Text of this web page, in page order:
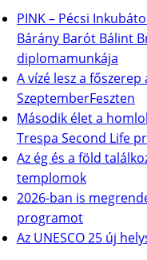
PINK – Pécsi
Bárány Barót Bálint
diplomamunkája
A vízé lesz a
SzeptemberFeszten
Második élet a
Trespa Second Life
Az ég és a föld
templomok
2026-ban is
programot
Az UNESCO 25 új